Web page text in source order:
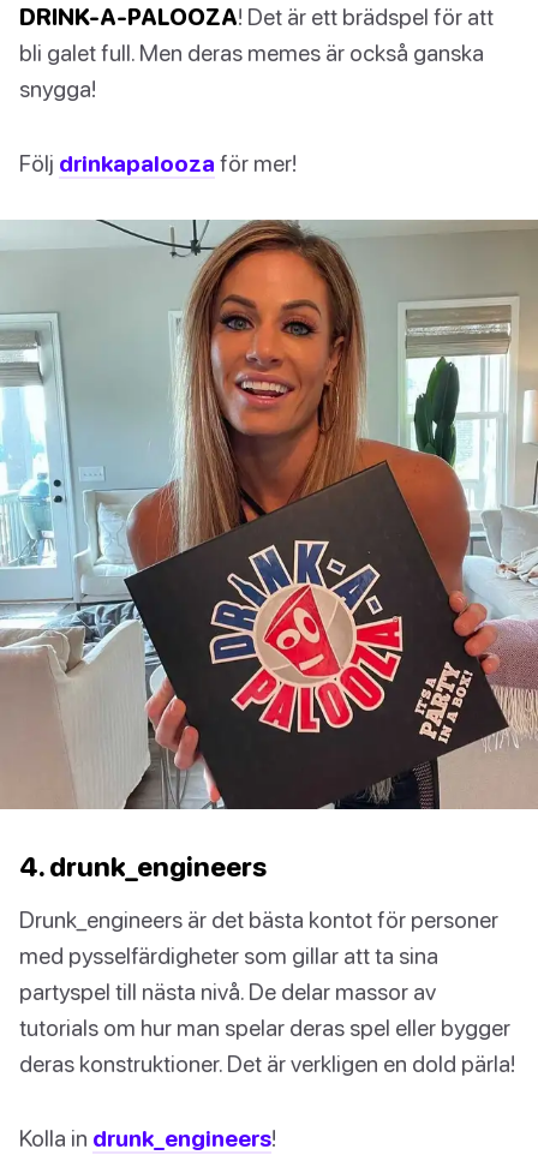
DRINK-A-PALOOZA! Det är ett brädspel för att
bli galet full. Men deras memes är också ganska
snygga!
Följ drinkapalooza för mer!
4. drunk_engineers
Drunk_engineers är det bästa kontot för personer
med pysselfärdigheter som gillar att ta sina
partyspel till nästa nivå. De delar massor av
tutorials om hur man spelar deras spel eller bygger
deras konstruktioner. Det är verkligen en dold pärla!
Kolla in drunk_engineers!